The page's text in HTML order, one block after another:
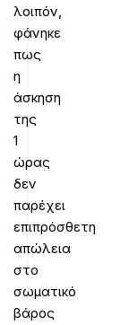
λοιπόν,
φάνηκε
πως
η
άσκηση
της
1
ώρας
δεν
παρέχει
επιπρόσθετη
απώλεια
στο
σωματικό
βάρος